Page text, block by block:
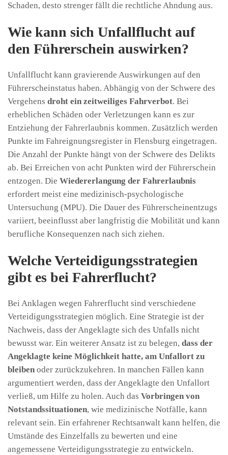
Schaden, desto strenger fällt die rechtliche Ahndung aus.
Wie kann sich Unfallflucht auf
den Führerschein auswirken?
Unfallflucht kann gravierende Auswirkungen auf den
Führerscheinstatus haben. Abhängig von der Schwere des
Vergehens droht ein zeitweiliges Fahrverbot. Bei
erheblichen Schäden oder Verletzungen kann es zur
Entziehung der Fahrerlaubnis kommen. Zusätzlich werden
Punkte im Fahreignungsregister in Flensburg eingetragen.
Die Anzahl der Punkte hängt von der Schwere des Delikts
ab. Bei Erreichen von acht Punkten wird der Führerschein
entzogen. Die Wiedererlangung der Fahrerlaubnis
erfordert meist eine medizinisch-psychologische
Untersuchung (MPU). Die Dauer des Führerscheinentzugs
variiert, beeinflusst aber langfristig die Mobilität und kann
berufliche Konsequenzen nach sich ziehen.
Welche Verteidigungsstrategien
gibt es bei Fahrerflucht?
Bei Anklagen wegen Fahrerflucht sind verschiedene
Verteidigungsstrategien möglich. Eine Strategie ist der
Nachweis, dass der Angeklagte sich des Unfalls nicht
bewusst war. Ein weiterer Ansatz ist zu belegen, dass der
Angeklagte keine Möglichkeit hatte, am Unfallort zu
bleiben oder zurückzukehren. In manchen Fällen kann
argumentiert werden, dass der Angeklagte den Unfallort
verließ, um Hilfe zu holen. Auch das Vorbringen von
Notstandssituationen, wie medizinische Notfälle, kann
relevant sein. Ein erfahrener Rechtsanwalt kann helfen, die
Umstände des Einzelfalls zu bewerten und eine
angemessene Verteidigungsstrategie zu entwickeln.